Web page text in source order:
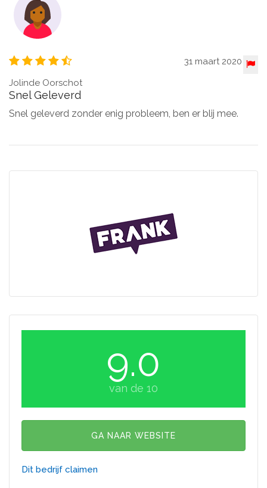
31 maart 2020
Jolinde Oorschot
Snel Geleverd
Snel geleverd zonder enig probleem, ben er blij mee.
9.0
van de 10
GA NAAR WEBSITE
Dit bedrijf claimen